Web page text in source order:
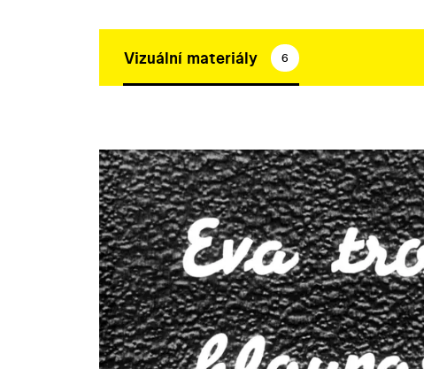
Vizuální materiály 6